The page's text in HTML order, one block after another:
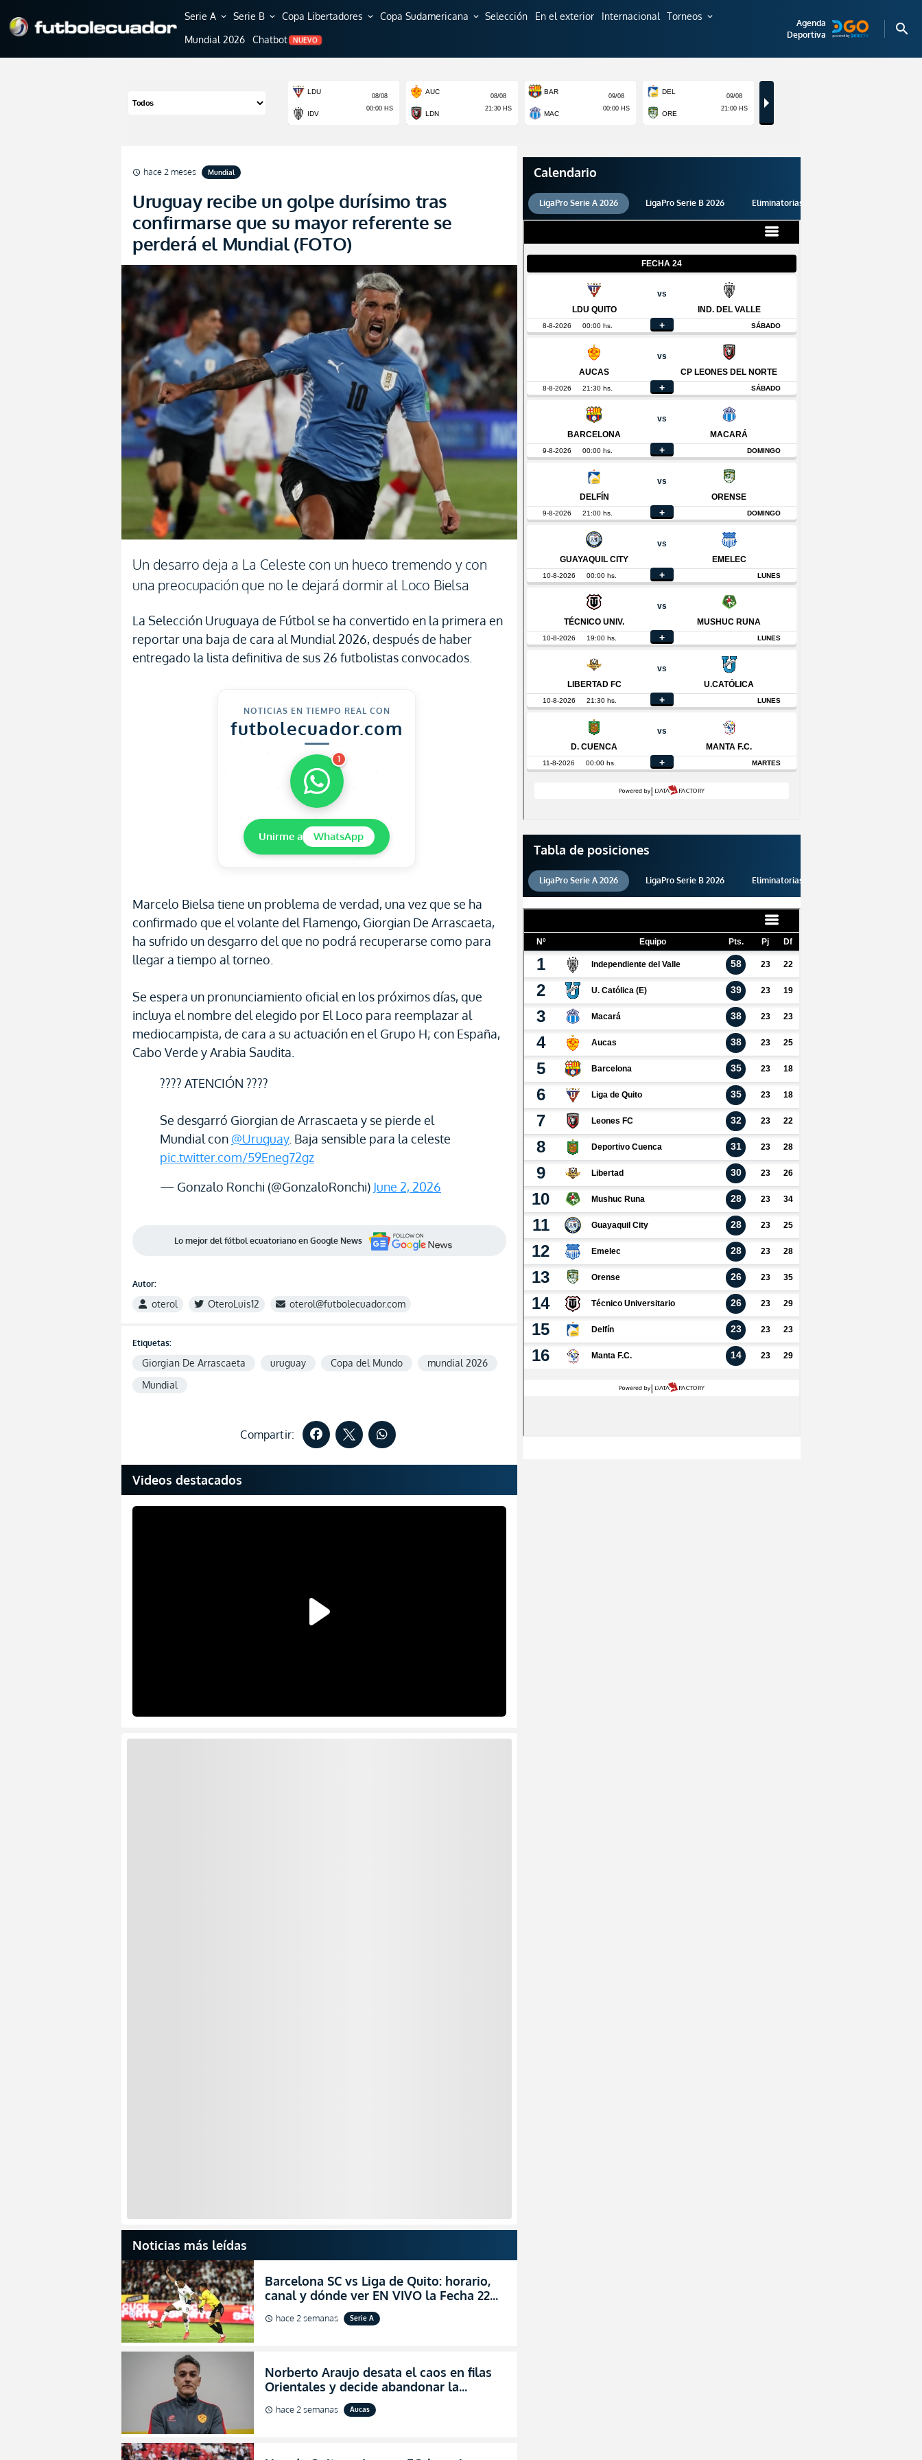
Serie A expand_more Serie B expand_more Copa Libertadores expand_more Copa Sudamericana expand_more Selección En el exterior Internacional Torneos expand_more
Mundial 2026 Chatbot NUEVO
Agenda
Deportiva
search
schedule hace 2 meses Mundial
Uruguay recibe un golpe durísimo tras
confirmarse que su mayor referente se
perderá el Mundial (FOTO)
Un desarro deja a La Celeste con un hueco tremendo y con
una preocupación que no le dejará dormir al Loco Bielsa
La Selección Uruguaya de Fútbol se ha convertido en la primera en
reportar una baja de cara al Mundial 2026, después de haber
entregado la lista definitiva de sus 26 futbolistas convocados.
NOTICIAS EN TIEMPO REAL CON
futbolecuador.com
1
Unirme a WhatsApp
Marcelo Bielsa tiene un problema de verdad, una vez que se ha
confirmado que el volante del Flamengo, Giorgian De Arrascaeta,
ha sufrido un desgarro del que no podrá recuperarse como para
llegar a tiempo al torneo.
Se espera un pronunciamiento oficial en los próximos días, que
incluya el nombre del elegido por El Loco para reemplazar al
mediocampista, de cara a su actuación en el Grupo H; con España,
Cabo Verde y Arabia Saudita.
???? ATENCIÓN ????
Se desgarró Giorgian de Arrascaeta y se pierde el
Mundial con @Uruguay. Baja sensible para la celeste
pic.twitter.com/59Eneg72gz
— Gonzalo Ronchi (@GonzaloRonchi) June 2, 2026
Lo mejor del fútbol ecuatoriano en Google News
Autor:
oterol OteroLuis12 oterol@futbolecuador.com
Etiquetas:
Giorgian De Arrascaeta uruguay Copa del Mundo
mundial 2026
Mundial
Compartir:
Videos destacados
Noticias más leídas
Barcelona SC vs Liga de Quito: horario,
canal y dónde ver EN VIVO la Fecha 22
de la LigaPro 2026
schedule hace 2 semanas Serie A
Norberto Araujo desata el caos en filas
Orientales y decide abandonar la
dirección técnica de Aucas
schedule hace 2 semanas Aucas
Calendario
LigaPro Serie A 2026 LigaPro Serie B 2026 Eliminatorias 2026
Tabla de posiciones
LigaPro Serie A 2026 LigaPro Serie B 2026 Eliminatorias 2026